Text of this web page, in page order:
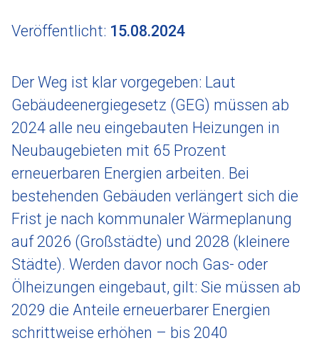
Veröffentlicht: 15.08.2024
Der Weg ist klar vorgegeben: Laut
Gebäudeenergiegesetz (GEG) müssen ab
2024 alle neu eingebauten Heizungen in
Neubaugebieten mit 65 Prozent
erneuerbaren Energien arbeiten. Bei
bestehenden Gebäuden verlängert sich die
Frist je nach kommunaler Wärmeplanung
auf 2026 (Großstädte) und 2028 (kleinere
Städte). Werden davor noch Gas- oder
Ölheizungen eingebaut, gilt: Sie müssen ab
2029 die Anteile erneuerbarer Energien
schrittweise erhöhen – bis 2040